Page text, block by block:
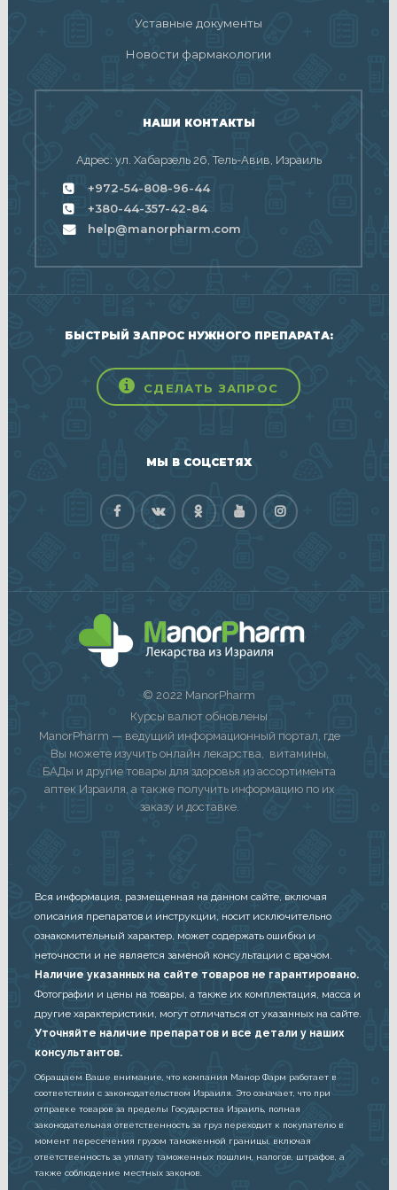
Уставные документы
Новости фармакологии
НАШИ КОНТАКТЫ
Адрес: ул. Хабарзель 26, Тель-Авив, Израиль
+972-54-808-96-44
+380-44-357-42-84
help@manorpharm.com
БЫСТРЫЙ ЗАПРОС НУЖНОГО ПРЕПАРАТА:
СДЕЛАТЬ ЗАПРОС
МЫ В СОЦСЕТЯХ
© 2022 ManorPharm
Курсы валют обновлены
ManorPharm — ведущий информационный портал, где
Вы можете изучить онлайн лекарства, витамины,
БАДы и другие товары для здоровья из ассортимента
аптек Израиля, а также получить информацию по их
заказу и доставке.
Вся информация, размещенная на данном сайте, включая
описания препаратов и инструкции, носит исключительно
ознакомительный характер, может содержать ошибки и
неточности и не является заменой консультации с врачом.
Наличие указанных на сайте товаров не гарантировано.
Фотографии и цены на товары, а также их комплектация, масса и
другие характеристики, могут отличаться от указанных на сайте.
Уточняйте наличие препаратов и все детали у наших
консультантов.
Обращаем Ваше внимание, что компания Манор Фарм работает в
соответствии с законодательством Израиля. Это означает, что при
отправке товаров за пределы Государства Израиль, полная
законодательная ответственность за груз переходит к покупателю в
момент пересечения грузом таможенной границы, включая
ответственность за уплату таможенных пошлин, налогов, штрафов, а
также соблюдение местных законов.